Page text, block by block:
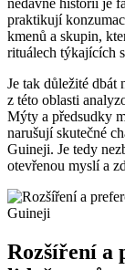
nedávné historii je
praktikují
kmenů a skupin,⁤
rituálech týkajících
Je tak ⁣důležité⁤ dbát
z této oblasti​
Mýty a⁢ předsudky⁢
narušují skutečné
Guineji. Je⁣ tedy
⁣otevřenou myslí a
Rozšíření a⁤